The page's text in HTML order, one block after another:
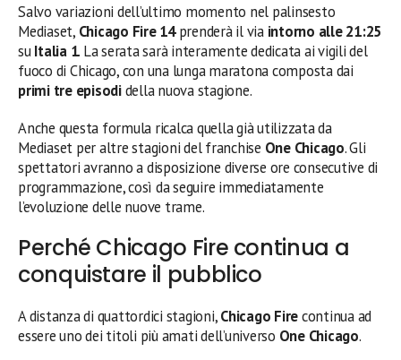
Salvo variazioni dell’ultimo momento nel palinsesto
Mediaset, Chicago Fire 14prenderà il via intorno alle 21:25
suItalia 1. La serata sarà interamente dedicata ai vigili del
fuoco di Chicago, con una lunga maratona composta dai
primi tre episodidella nuova stagione.
Anche questa formula ricalca quella già utilizzata da
Mediaset per altre stagioni del franchise One Chicago. Gli
spettatori avranno a disposizione diverse ore consecutive di
programmazione, così da seguire immediatamente
l’evoluzione delle nuove trame.
Perché Chicago Fire continua a
conquistare il pubblico
A distanza di quattordici stagioni,Chicago Firecontinua ad
essere uno dei titoli più amati dell’universo One Chicago.